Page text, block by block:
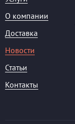
О компании
Доставка
Новости
Статьи
Контакты